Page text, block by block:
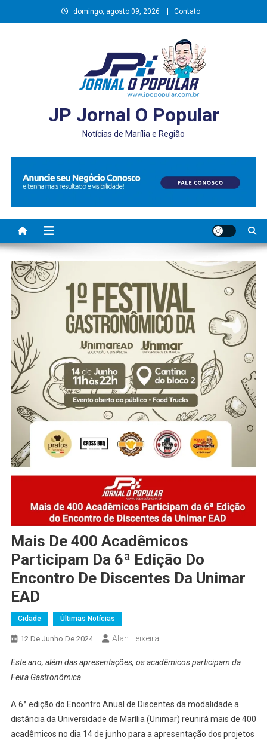
to
domingo, agosto 09, 2026 Contato
JP Jornal O Popular
Notícias de Marília e Região
Mais De 400 Acadêmicos
Participam Da 6ª Edição Do
Encontro De Discentes Da Unimar
EAD
Cidade Últimas Notícias
12 De Junho De 2024 Alan Teixeira
Este ano, além das apresentações, os acadêmicos participam da
Feira Gastronômica.
A 6ª edição do Encontro Anual de Discentes da modalidade a
distância da Universidade de Marília (Unimar) reunirá mais de 400
acadêmicos no dia 14 de junho para a apresentação dos projetos